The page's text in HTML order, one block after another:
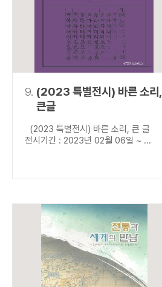
9. (2023 특별전시) 바른 소리,
큰글
(2023 특별전시) 바른 소리, 큰 글
전시기간 : 2023년 02월 06일 ~ ...